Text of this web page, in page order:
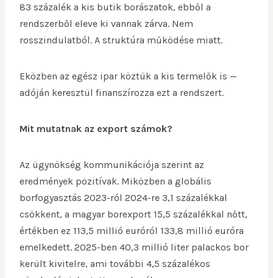
83 százalék a kis butik borászatok, ebből a
rendszerből eleve ki vannak zárva. Nem
rosszindulatból. A struktúra működése miatt.
Eközben az egész ipar köztük a kis termelők is —
adóján keresztül finanszírozza ezt a rendszert.
Mit mutatnak az export számok?
Az ügynökség kommunikációja szerint az
eredmények pozitívak. Miközben a globális
borfogyasztás 2023-ról 2024-re 3,1 százalékkal
csökkent, a magyar borexport 15,5 százalékkal nőtt,
értékben ez 113,5 millió euróról 133,8 millió euróra
emelkedett. 2025-ben 40,3 millió liter palackos bor
került kivitelre, ami további 4,5 százalékos